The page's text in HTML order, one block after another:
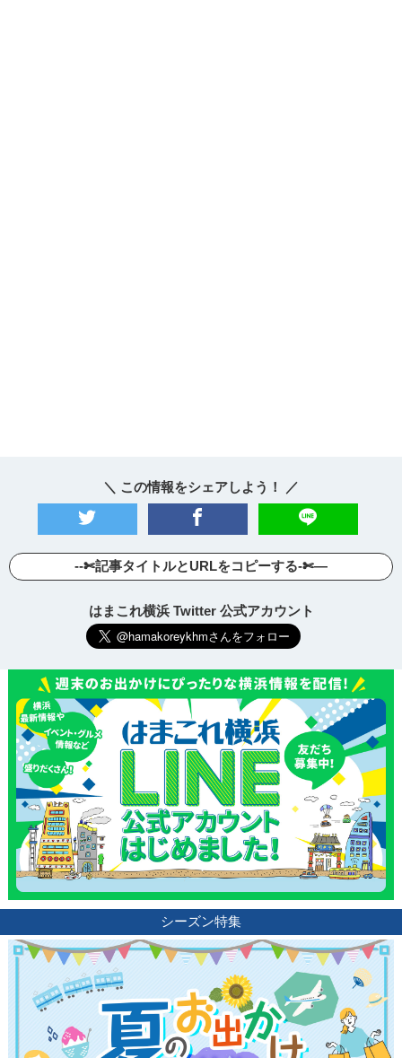
＼ この情報をシェアしよう！ ／
--✄記事タイトルとURLをコピーする-✄—
はまこれ横浜 Twitter 公式アカウント
シーズン特集